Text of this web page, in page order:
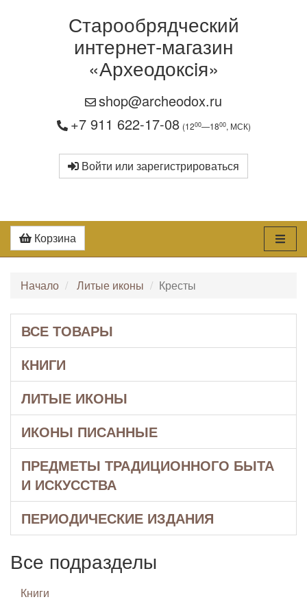
Старообрядческий
интернет-магазин
«Археодоксiя»
shop@archeodox.ru
+7 911 622-17-08 (1200—1800, МСК)
Войти или зарегистрироваться
Корзина
Начало Литые иконы Кресты
ВСЕ ТОВАРЫ
КНИГИ
ЛИТЫЕ ИКОНЫ
ИКОНЫ ПИСАННЫЕ
ПРЕДМЕТЫ ТРАДИЦИОННОГО БЫТА
И ИСКУССТВА
ПЕРИОДИЧЕСКИЕ ИЗДАНИЯ
Все подразделы
Книги